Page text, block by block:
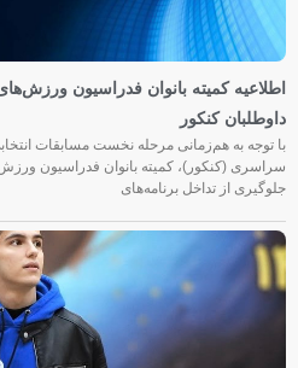
اطلاعیه کمیته بانوان فدراسیون
داوطلبان کنکور
با توجه به هم‌زمانی مرحله نخست مسابقات
سراسری (کنکور)، کمیته بانوان فدراسیون
جلوگیری از تداخل برنامه‌های